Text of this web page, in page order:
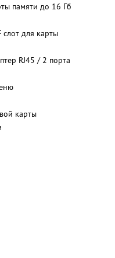
памяти до 16 Гб
слот для карты
RJ45 / 2 порта
карты